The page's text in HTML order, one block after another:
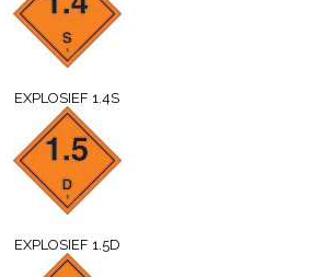
EXPLOSIEF 1.4S
EXPLOSIEF 1.5D